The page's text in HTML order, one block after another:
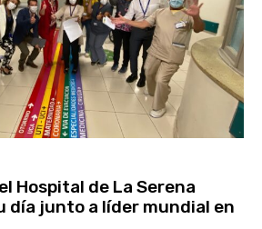
Hospital de La Serena
día junto a líder mundial en